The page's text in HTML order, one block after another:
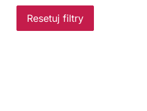
Resetuj filtry